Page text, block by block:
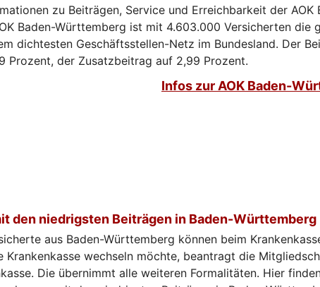
zu Beiträgen, Service und Erreichbarkeit der AOK
Baden-Württemberg ist mit 4.603.000 Versicherten die
dichtesten Geschäftsstellen-Netz im Bundesland. Der
Prozent, der Zusatzbeitrag auf 2,99 Prozent.
Infos zur AOK Baden-
den niedrigsten Beiträgen in Baden-Württemberg
aus Baden-Württemberg können beim
Krankenkasse wechseln möchte, beantragt die
Die übernimmt alle weiteren Formalitäten. Hier